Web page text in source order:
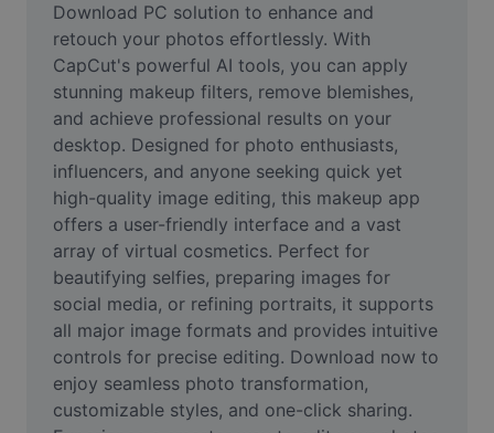
Meme-Generator
AI Text Remover
AI People Remover
AI Inpainting
Face Cutout
Videohintergrund entfernen
Qualität verbessern
Download PC solution to enhance and
retouch your photos effortlessly. With
CapCut's powerful AI tools, you can apply
stunning makeup filters, remove blemishes,
and achieve professional results on your
desktop. Designed for photo enthusiasts,
influencers, and anyone seeking quick yet
high-quality image editing, this makeup app
offers a user-friendly interface and a vast
array of virtual cosmetics. Perfect for
beautifying selfies, preparing images for
social media, or refining portraits, it supports
all major image formats and provides intuitive
controls for precise editing. Download now to
enjoy seamless photo transformation,
customizable styles, and one-click sharing.